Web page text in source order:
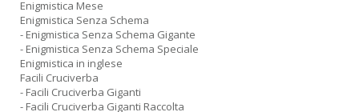
Enigmistica Mese
Enigmistica Senza Schema
- Enigmistica Senza Schema Gigante
- Enigmistica Senza Schema Speciale
Enigmistica in inglese
Facili Cruciverba
- Facili Cruciverba Giganti
- Facili Cruciverba Giganti Raccolta